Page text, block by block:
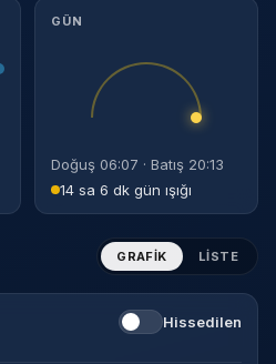
GÜN
Doğuş 06:07 · Batış 20:13
14 sa 6 dk gün ışığı
GRAFIK LISTE
Hissedilen